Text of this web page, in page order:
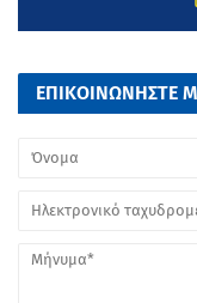
ΕΠΙΚΟΙΝΩΝΗΣΤΕ